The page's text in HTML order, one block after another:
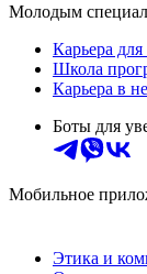
Молодым
Карьера
Школа
Карьера в
Боты для
Мобильное
Этика и